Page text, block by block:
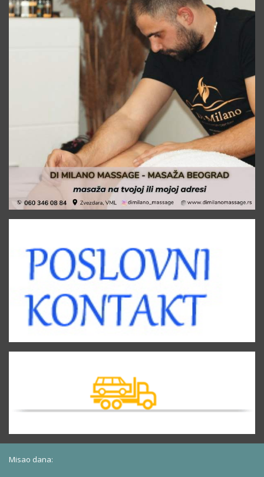
Misao dana: